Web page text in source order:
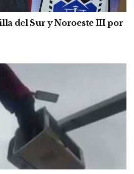
del Sur y Noroeste III por